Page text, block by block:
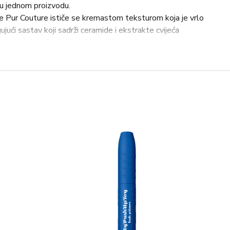
jednom proizvodu.
Pur Couture ističe se kremastom teksturom koja je vrlo
sastav koji sadrži ceramide i ekstrakte cvijeća
i podatnost cijeli dan. Prepustite se luksuzu
tijekom cijelog dana!
teksture i satenskog završetka, pružajući usnama
postojanost, osiguravajući besprijekoran izgled
tjedna:
usnama, osiguravajući jednostavno i ugodno nanošenje.
fina na usnama, pružajući ugodan osjećaj i